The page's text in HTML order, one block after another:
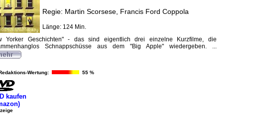
Regie: Martin Scorsese, Francis Ford Coppola
Länge: 124 Min.
Yorker Geschichten" - das sind eigentlich drei einzelne Kurzfilme, die
Schnappschüsse aus dem "Big Apple" wiedergeben. ...
Wertung: 55 %
kaufen